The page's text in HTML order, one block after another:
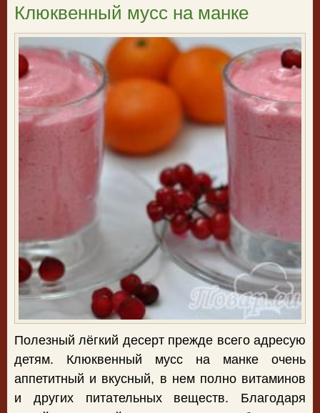
Клюквенный мусс на манке
Полезный лёгкий десерт прежде всего адресую
детям. Клюквенный мусс на манке очень
аппетитный и вкусный, в нем полно витаминов
и других питательных веществ. Благодаря